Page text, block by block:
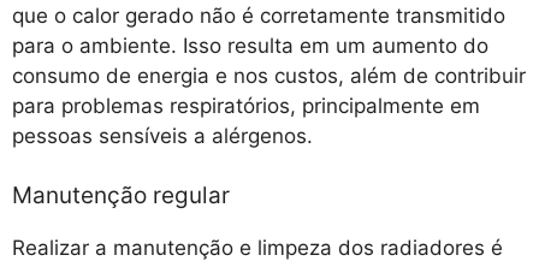
que o calor gerado não é corretamente transmitido
para o ambiente. Isso resulta em um aumento do
consumo de energia e nos custos, além de contribuir
para problemas respiratórios, principalmente em
pessoas sensíveis a alérgenos.
Manutenção regular
Realizar a manutenção e limpeza dos radiadores é